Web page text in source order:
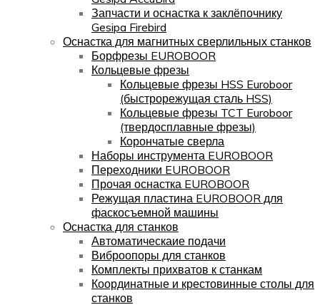
Запчасти и оснастка к заклёпочнику
Gesipa Firebird
Оснастка для магнитных сверлильных станков
Борфрезы EUROBOOR
Кольцевые фрезы
Кольцевые фрезы HSS Euroboor
(быстрорежущая сталь HSS)
Кольцевые фрезы TCT Euroboor
(твердосплавные фрезы)
Корончатые сверла
Наборы инструмента EUROBOOR
Переходники EUROBOOR
Прочая оснастка EUROBOOR
Режущая пластина EUROBOOR для
фаскосъемной машины
Оснастка для станков
Автоматическаие подачи
Виброопоры для станков
Комплекты прихватов к станкам
Координатные и крестовинные столы для
станков